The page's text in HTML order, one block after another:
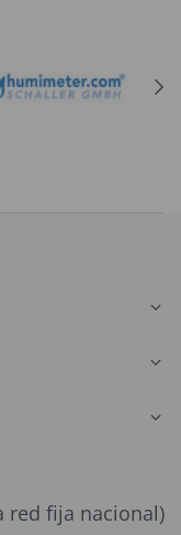
red fija nacional)